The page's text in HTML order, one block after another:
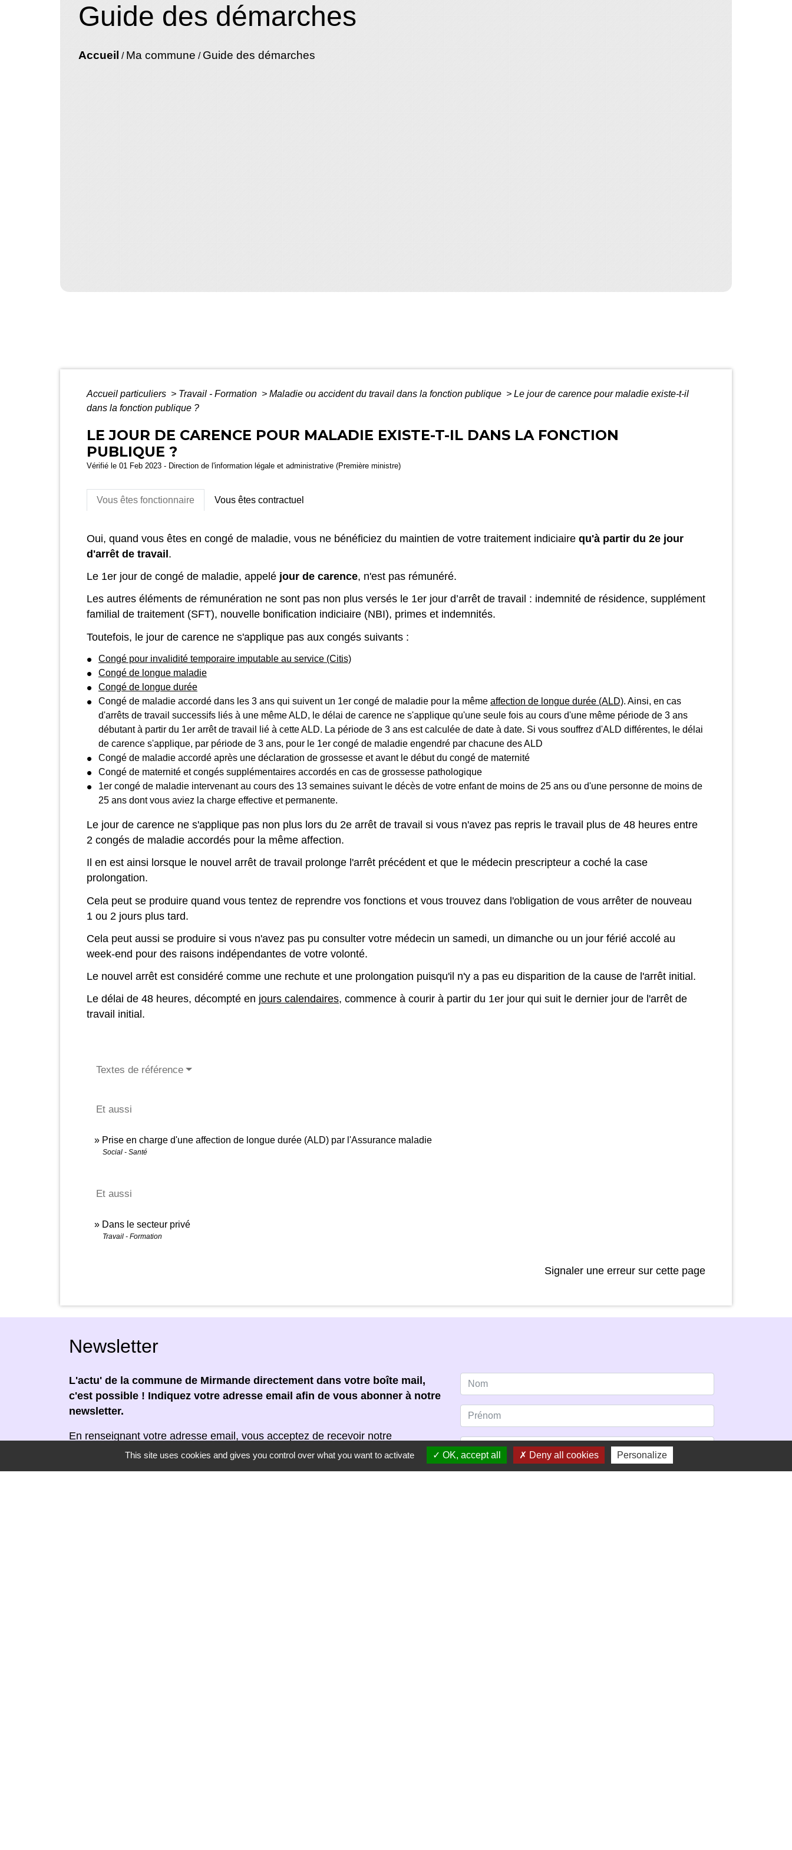
Guide des démarches
Accueil / Ma commune / Guide des démarches
Accueil particuliers > Travail - Formation > Maladie ou accident du travail dans la fonction publique > Le jour de carence pour maladie existe-t-il
dans la fonction publique ?
LE JOUR DE CARENCE POUR MALADIE EXISTE-T-IL DANS LA FONCTION
PUBLIQUE ?
Vérifié le 01 Feb 2023 - Direction de l'information légale et administrative (Première ministre)
Vous êtes fonctionnaire Vous êtes contractuel
Oui, quand vous êtes en congé de maladie, vous ne bénéficiez du maintien de votre traitement indiciaire qu'à partir du 2e jour
d'arrêt de travail.
Le 1er jour de congé de maladie, appelé jour de carence, n'est pas rémunéré.
Les autres éléments de rémunération ne sont pas non plus versés le 1er jour d’arrêt de travail : indemnité de résidence, supplément
familial de traitement (SFT), nouvelle bonification indiciaire (NBI), primes et indemnités.
Toutefois, le jour de carence ne s'applique pas aux congés suivants :
Congé pour invalidité temporaire imputable au service (Citis)
Congé de longue maladie
Congé de longue durée
Congé de maladie accordé dans les 3 ans qui suivent un 1er congé de maladie pour la même affection de longue durée (ALD). Ainsi, en cas
d'arrêts de travail successifs liés à une même ALD, le délai de carence ne s'applique qu'une seule fois au cours d'une même période de 3 ans
débutant à partir du 1er arrêt de travail lié à cette ALD. La période de 3 ans est calculée de date à date. Si vous souffrez d'ALD différentes, le délai
de carence s'applique, par période de 3 ans, pour le 1er congé de maladie engendré par chacune des ALD
Congé de maladie accordé après une déclaration de grossesse et avant le début du congé de maternité
Congé de maternité et congés supplémentaires accordés en cas de grossesse pathologique
1er congé de maladie intervenant au cours des 13 semaines suivant le décès de votre enfant de moins de 25 ans ou d'une personne de moins de
25 ans dont vous aviez la charge effective et permanente.
Le jour de carence ne s'applique pas non plus lors du 2e arrêt de travail si vous n'avez pas repris le travail plus de 48 heures entre
2 congés de maladie accordés pour la même affection.
Il en est ainsi lorsque le nouvel arrêt de travail prolonge l'arrêt précédent et que le médecin prescripteur a coché la case
prolongation.
Cela peut se produire quand vous tentez de reprendre vos fonctions et vous trouvez dans l'obligation de vous arrêter de nouveau
1 ou 2 jours plus tard.
Cela peut aussi se produire si vous n'avez pas pu consulter votre médecin un samedi, un dimanche ou un jour férié accolé au
week-end pour des raisons indépendantes de votre volonté.
Le nouvel arrêt est considéré comme une rechute et une prolongation puisqu'il n'y a pas eu disparition de la cause de l'arrêt initial.
Le délai de 48 heures, décompté en jours calendaires, commence à courir à partir du 1er jour qui suit le dernier jour de l'arrêt de
travail initial.
Textes de référence
Et aussi
Prise en charge d'une affection de longue durée (ALD) par l'Assurance maladie
Social - Santé
Et aussi
Dans le secteur privé
Travail - Formation
Signaler une erreur sur cette page
Newsletter
L'actu' de la commune de Mirmande directement dans votre boîte mail,
c'est possible ! Indiquez votre adresse email afin de vous abonner à notre
newsletter.
En renseignant votre adresse email, vous acceptez de recevoir notre
newsletter par courrier électronique. Vous pouvez vous désinscrire à tout
This site uses cookies and gives you control over what you want to activate OK, accept all Deny all cookies Personalize